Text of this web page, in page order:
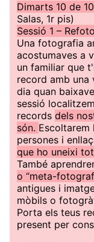
Dimarts 10 de
Salas, 1r pis)
Sessió 1 –
Una fotografia
acostumaves a
un familiar que
record amb una
dia quan
sessió
records dels
són. Escoltarem
persones i
que ho uneixi
També
o “meta-
antigues i
mòbils o
Porta els teus
present per